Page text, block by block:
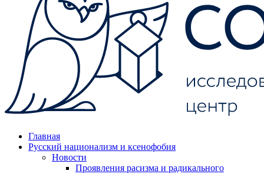
Главная
Русский национализм и ксенофобия
Новости
Проявления расизма и радикального